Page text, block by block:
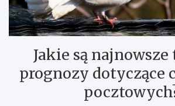
Jakie są
prognozy dotyczące